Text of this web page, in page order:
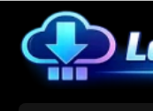
content